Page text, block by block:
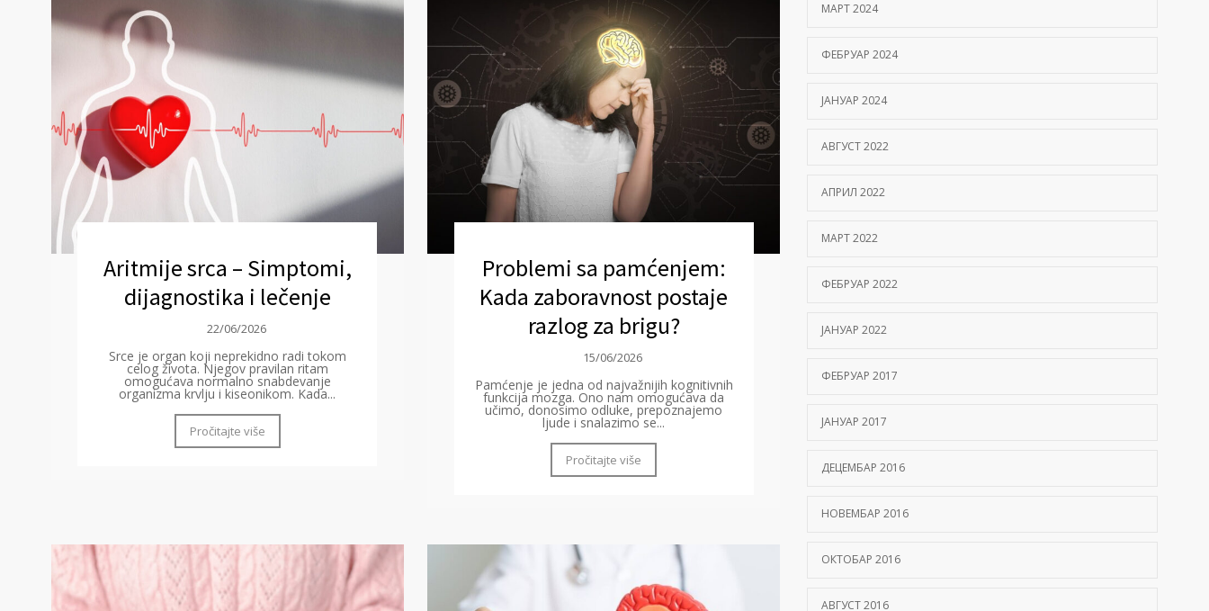
Aritmije srca – Simptomi,
dijagnostika i lečenje
22/06/2026
Srce je organ koji neprekidno radi tokom
celog života. Njegov pravilan ritam
omogućava normalno snabdevanje
organizma krvlju i kiseonikom. Kada...
Pročitajte više
Problemi sa pamćenjem:
Kada zaboravnost postaje
razlog za brigu?
15/06/2026
Pamćenje je jedna od najvažnijih kognitivnih
funkcija mozga. Ono nam omogućava da
učimo, donosimo odluke, prepoznajemo
ljude i snalazimo se...
Pročitajte više
МАРТ 2024
ФЕБРУАР 2024
ЈАНУАР 2024
АВГУСТ 2022
АПРИЛ 2022
МАРТ 2022
ФЕБРУАР 2022
ЈАНУАР 2022
ФЕБРУАР 2017
ЈАНУАР 2017
ДЕЦЕМБАР 2016
НОВЕМБАР 2016
ОКТОБАР 2016
АВГУСТ 2016